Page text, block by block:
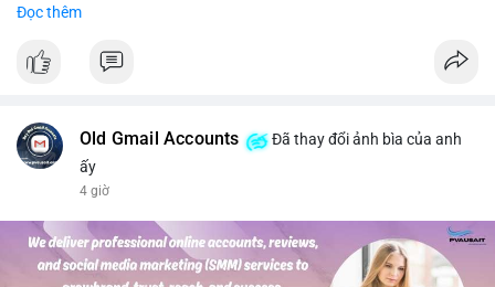
hoàn toàn nhịp điều chỉnh.
Khuyến nghị giao dịch cụ thể:
- Mục tiêu chốt lời: TP1: 77.50, TP2: 78.80
- Cắt lỗ: 74.90 (dưới vùng hỗ trợ gần nhất)
chốt 50% vị thế tại TP1 và dời stop loss về điểm hòa vốn.
#solusdt #longsol #vung76 #breakoutsol #lenhmuasol
Đọc thêm
Old Gmail Accounts
Đã thay đổi ảnh bìa của anh
ấy
4 giờ